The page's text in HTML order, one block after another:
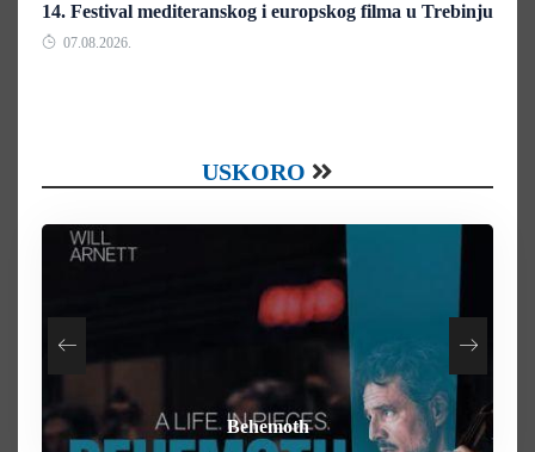
14. Festival mediteranskog i europskog filma u Trebinju
07.08.2026.
USKORO
Heart of the Beast
Behemoth
How To Rob A Bank
By Any Means